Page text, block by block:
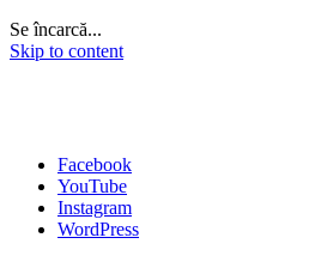
Se încarcă...
Skip to content
Facebook
YouTube
Instagram
WordPress